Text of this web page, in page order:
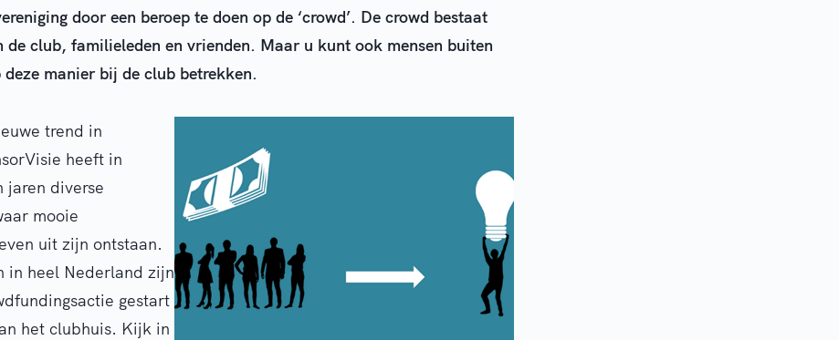
door een beroep te doen op de ‘crowd’. De crowd bestaat
de club, familieleden en vrienden. Maar u kunt ook mensen buiten
manier bij de club betrekken.
trend in
heeft in
jaren diverse
mooie
uit zijn ontstaan.
in heel Nederland zijn
gestart
het clubhuis. Kijk in